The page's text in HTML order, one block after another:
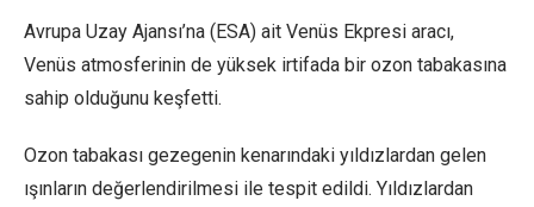
Avrupa Uzay Ajansı’na (ESA) ait Venüs Ekpresi aracı,
Venüs atmosferinin de yüksek irtifada bir ozon tabakasına
sahip olduğunu keşfetti.
Ozon tabakası gezegenin kenarındaki yıldızlardan gelen
ışınların değerlendirilmesi ile tespit edildi. Yıldızlardan